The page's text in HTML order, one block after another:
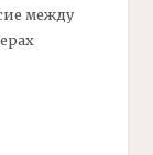
между